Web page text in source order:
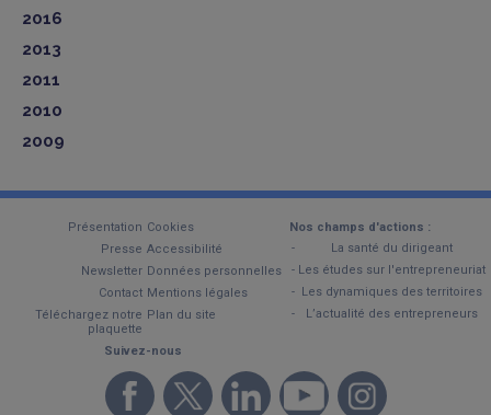
2016
2013
2011
2010
2009
Présentation
Presse
Newsletter
Contact
Téléchargez notre
plaquette
Cookies
Accessibilité
Données personnelles
Mentions légales
Plan du site
Nos champs d'actions :
La santé du dirigeant
Les études sur l'entrepreneuriat
Les dynamiques des territoires
L’actualité des entrepreneurs
Suivez-nous